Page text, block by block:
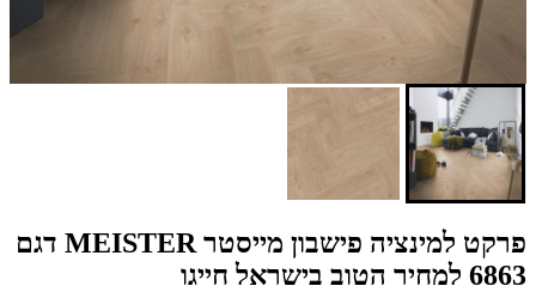
פרקט למינציה פישבון מייסטר MEISTER דגם
6863 למחיר הטוב בישראל חייגו